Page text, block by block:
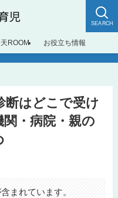
SEARCH
ROOM お役立ち情報
断はどこで受け
・病院・親の
まれています。